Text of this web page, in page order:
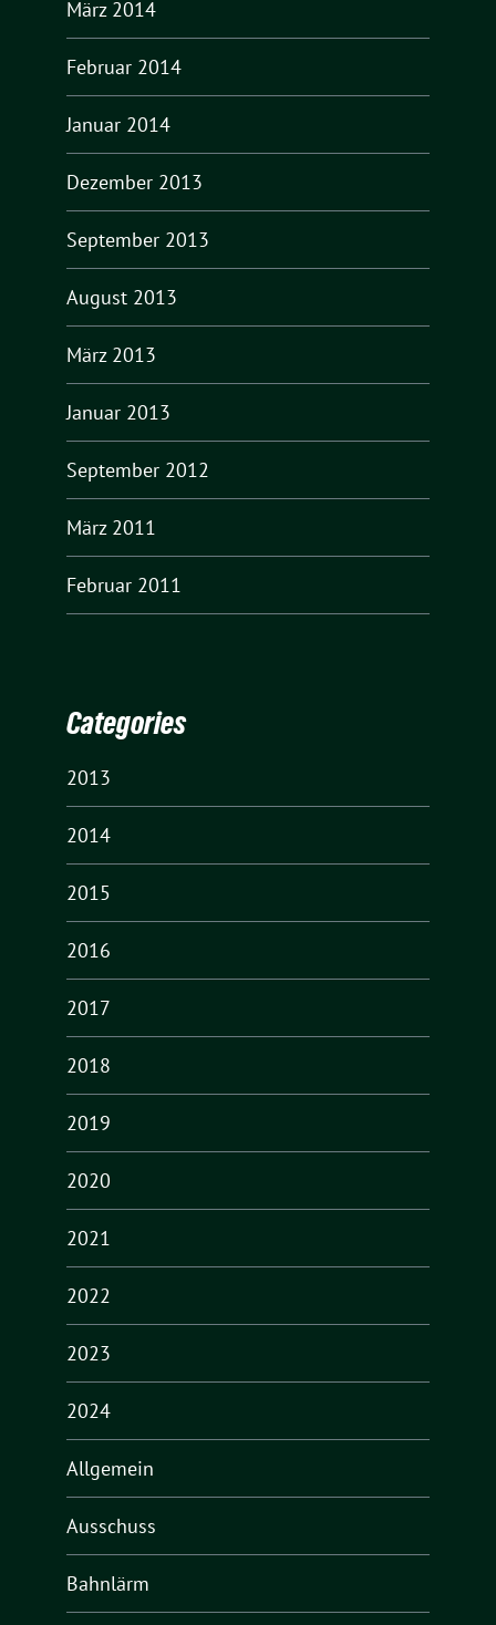
März 2014
Februar 2014
Januar 2014
Dezember 2013
September 2013
August 2013
März 2013
Januar 2013
September 2012
März 2011
Februar 2011
Categories
2013
2014
2015
2016
2017
2018
2019
2020
2021
2022
2023
2024
Allgemein
Ausschuss
Bahnlärm